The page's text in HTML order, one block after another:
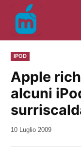
contenuto
PUBBLICATO
IN
IPOD
Apple
alcuni
da
10 Luglio 2009